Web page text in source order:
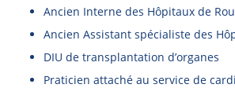
Ancien Interne des Hôpitaux de
Ancien Assistant spécialiste des
DIU de transplantation d’organes
Praticien attaché au service de